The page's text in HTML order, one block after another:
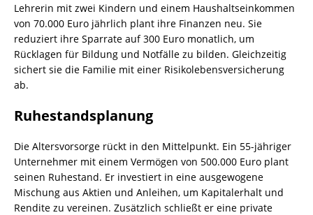
Lehrerin mit zwei Kindern und einem Haushaltseinkommen
von 70.000 Euro jährlich plant ihre Finanzen neu. Sie
reduziert ihre Sparrate auf 300 Euro monatlich, um
Rücklagen für Bildung und Notfälle zu bilden. Gleichzeitig
sichert sie die Familie mit einer Risikolebensversicherung
ab.
Ruhestandsplanung
Die Altersvorsorge rückt in den Mittelpunkt. Ein 55-jähriger
Unternehmer mit einem Vermögen von 500.000 Euro plant
seinen Ruhestand. Er investiert in eine ausgewogene
Mischung aus Aktien und Anleihen, um Kapitalerhalt und
Rendite zu vereinen. Zusätzlich schließt er eine private